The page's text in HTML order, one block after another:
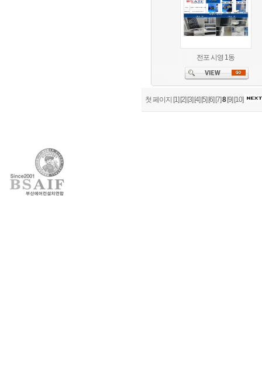
전포 시영 1동
첫 페이지 [1] [2] [3] [4] [5] [6] [7]8 [9] [10]